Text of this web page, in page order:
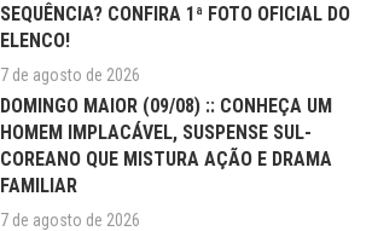
SEQUÊNCIA? CONFIRA 1ª FOTO OFICIAL DO
ELENCO!
7 de agosto de 2026
DOMINGO MAIOR (09/08) :: CONHEÇA UM
HOMEM IMPLACÁVEL, SUSPENSE SUL-
COREANO QUE MISTURA AÇÃO E DRAMA
FAMILIAR
7 de agosto de 2026